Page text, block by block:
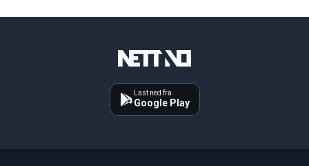
Last ned fra
Google Play